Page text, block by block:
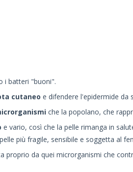
i batteri "buoni".
cutaneo e difendere l'epidermide da
che la popolano, che
e vario, così che la pelle rimanga in
più fragile, sensibile e soggetta al
proprio da quei microrganismi che